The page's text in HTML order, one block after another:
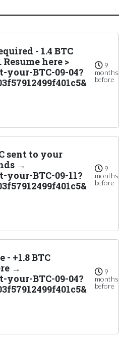
- 1.4 BTC
here >
BTC-09-04?
9
months
before
sent to your
→
BTC-09-11?
9
months
before
+1.8 BTC
→
BTC-09-04?
9
months
before